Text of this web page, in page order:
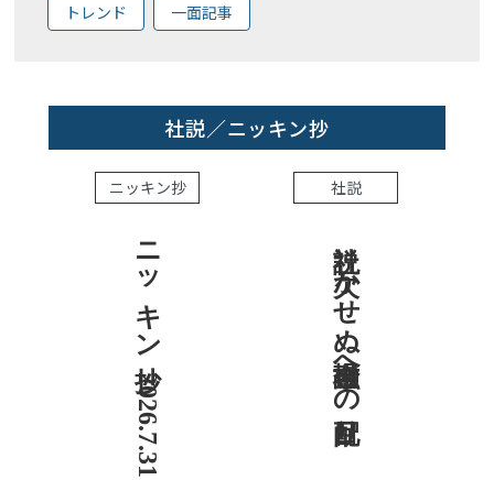
トレンド 一面記事
社説／ニッキン抄
ニッキン抄
ニッキン抄 2026.7.31
社説
社説 欠かせぬ金融市場への目配り